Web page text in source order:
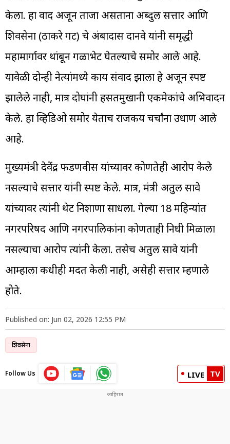
केला. हा वाद अजून ताजा असताना अब्दुल सत्तार आणि
शिवसेना (ठाकरे गट) चे अंबादास दानवे यांनी समृद्धी
महामार्गावर थांबून गळाभेट घेतल्याचे समोर आले आहे.
यावेळी दोन्ही नेत्यांमध्ये काय संवाद झाला हे अजून स्पष्ट
झालेले नाही, मात्र दोघांनी हसतमुखानी एकमेकांचे अभिवादन
केले. हा व्हिडिओ समोर येताच राजकीय चर्चांना उधाण आले
आहे.
मुख्यमंत्री देवेंद्र फडणवीस यांच्यावर कोणतेही आरोप केले
नसल्याचे सत्तार यांनी स्पष्ट केले. मात्र, मंत्री अतुल सावे
यांच्यावर त्यांनी थेट निशाणा साधला. गेल्या 18 महिन्यांत
नगरपरिषद आणि नगरपालिकांना कोणताही निधी मिळाला
नसल्याचा आरोप त्यांनी केला. तसेच अतुल सावे यांनी
आम्हाला कधीही मदत केली नाही, असेही सत्तार म्हणाले
होते.
Published on: Jun 02, 2026 12:55 PM
शिवसेना
Follow Us LIVE TV